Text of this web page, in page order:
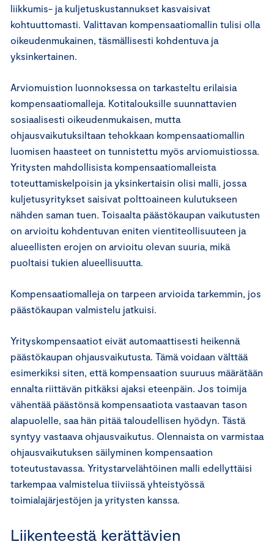
liikkumis- ja kuljetuskustannukset kasvaisivat
kohtuuttomasti. Valittavan kompensaatiomallin tulisi olla
oikeudenmukainen, täsmällisesti kohdentuva ja
yksinkertainen.
Arviomuistion luonnoksessa on tarkasteltu erilaisia
kompensaatiomalleja. Kotitalouksille suunnattavien
sosiaalisesti oikeudenmukaisen, mutta
ohjausvaikutuksiltaan tehokkaan kompensaatiomallin
luomisen haasteet on tunnistettu myös arviomuistiossa.
Yritysten mahdollisista kompensaatiomalleista
toteuttamiskelpoisin ja yksinkertaisin olisi malli, jossa
kuljetusyritykset saisivat polttoaineen kulutukseen
nähden saman tuen. Toisaalta päästökaupan vaikutusten
on arvioitu kohdentuvan eniten vientiteollisuuteen ja
alueellisten erojen on arvioitu olevan suuria, mikä
puoltaisi tukien alueellisuutta.
Kompensaatiomalleja on tarpeen arvioida tarkemmin, jos
päästökaupan valmistelu jatkuisi.
Yrityskompensaatiot eivät automaattisesti heikennä
päästökaupan ohjausvaikutusta. Tämä voidaan välttää
esimerkiksi siten, että kompensaation suuruus määrätään
ennalta riittävän pitkäksi ajaksi eteenpäin. Jos toimija
vähentää päästönsä kompensaatiota vastaavan tason
alapuolelle, saa hän pitää taloudellisen hyödyn. Tästä
syntyy vastaava ohjausvaikutus. Olennaista on varmistaa
ohjausvaikutuksen säilyminen kompensaation
toteutustavassa. Yritystarvelähtöinen malli edellyttäisi
tarkempaa valmistelua tiiviissä yhteistyössä
toimialajärjestöjen ja yritysten kanssa.
Liikenteestä kerättävien